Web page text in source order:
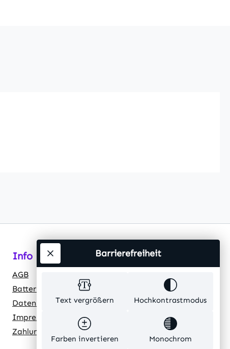
Info
AGB
Batteriehinweis
Datenschutz
Impressum
Zahlungsarten
Text vergrößern Hochkontrastmodus
Farben invertieren Monochrom
Barrierefreiheit